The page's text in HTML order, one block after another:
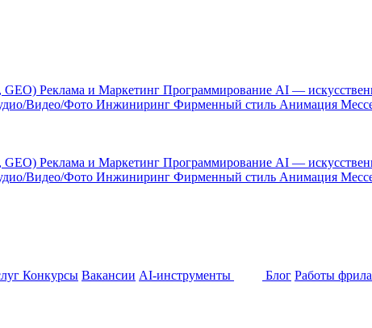
GEO) Реклама и Маркетинг Программирование AI —
Видео/Фото Инжиниринг Фирменный стиль Анимация
GEO) Реклама и Маркетинг Программирование AI —
Видео/Фото Инжиниринг Фирменный стиль Анимация
Конкурсы Вакансии AI-инструменты Блог Работы